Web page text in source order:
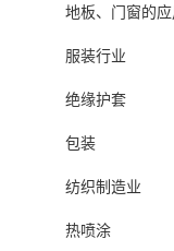
地板、门窗的
服装行业
绝缘护套
包装
纺织制造业
热喷涂